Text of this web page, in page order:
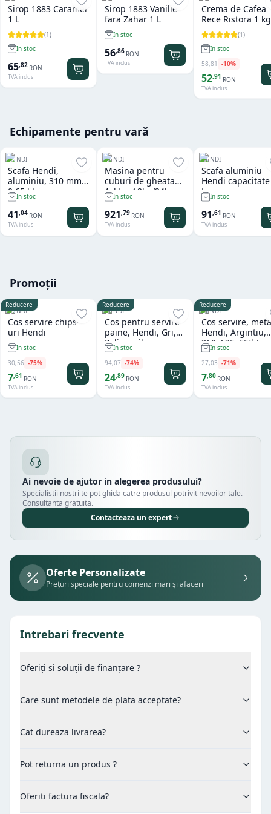
Sirop 1883 Caramel
1 L
(1)
In stoc
65,82 RON
TVA inclus
Sirop 1883 Vanilie
fara Zahar 1 L
In stoc
56,86 RON
TVA inclus
Crema de Cafea
Rece Ristora 1 kg
(1)
In stoc
58,81 -10%
52,91 RON
TVA inclus
Echipamente pentru vară
HENDI
Scafa Hendi,
aluminiu, 310 mm,
0.65 litri
In stoc
41,04 RON
TVA inclus
HENDI
Masina pentru
cuburi de gheata
Arktic, 12kg/24h
In stoc
921,79 RON
TVA inclus
HENDI
Scafa aluminiu
Hendi
L In stoc
91,61 RON
TVA inclus
Promoții
Reducere
HENDI
Cos servire chips-
uri Hendi
In stoc
30,56 -75%
7,61 RON
TVA inclus
Reducere
HENDI
Cos pentru servire
paine, Hendi, Gri,
Polipropilena,
design impletit tip
ratan, ø370x(h)120
mm
In stoc
94,07 -74%
24,89 RON
TVA inclus
Reducere
HENDI
Cos servire,
Hendi, Argintiu,
In stoc
27,03 -71%
7,80 RON
TVA inclus
Ai nevoie de ajutor in alegerea produsului?
Specialistii nostri te pot ghida catre produsul potrivit nevoilor tale.
Consultanta gratuita.
Contacteaza un expert
Oferte Personalizate
Prețuri speciale pentru comenzi mari și afaceri
Intrebari frecvente
Oferiți si soluții de finanțare ?
Care sunt metodele de plata acceptate?
Cat dureaza livrarea?
Pot returna un produs ?
Oferiti factura fiscala?